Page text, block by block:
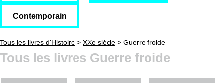
XXe siècle
Contemporain
Tous les livres d'Histoire > XXe siècle > Guerre froide
Tous les livres Guerre froide